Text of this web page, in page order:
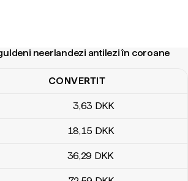
neerlandezi antilezi în coroane
neerlandezi antilezi în coroane
CONVERTIT
3,63 DKK
18,15 DKK
36,29 DKK